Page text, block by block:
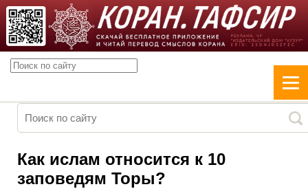
Как ислам относится к 10
заповедям Торы?